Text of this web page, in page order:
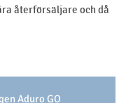
återförsäljare och då
Aduro GO